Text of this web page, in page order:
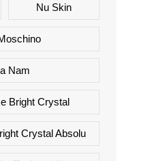
Nu Skin
Nam
Bright Crystal
Crystal Absolu